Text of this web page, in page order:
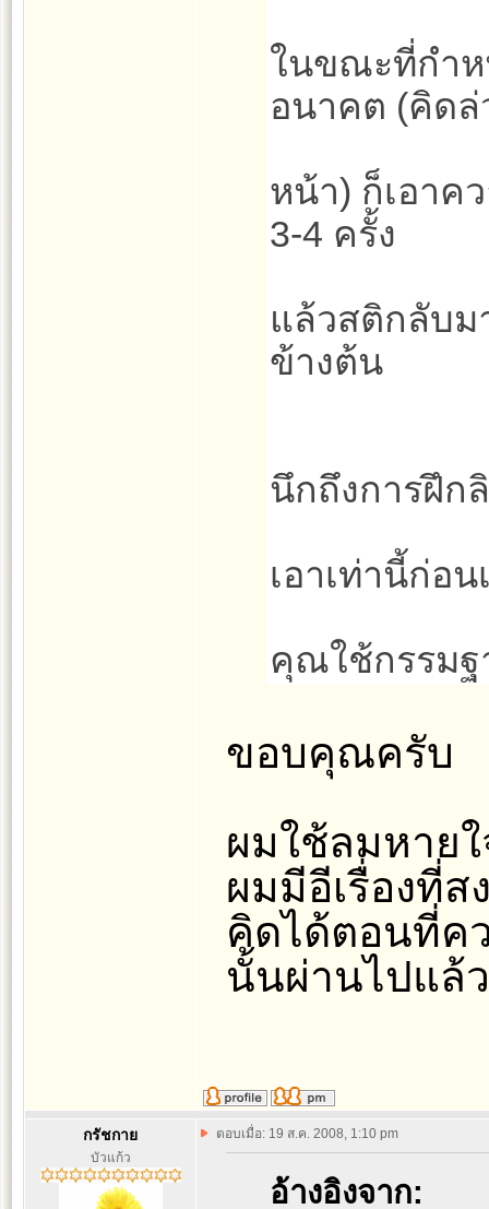
ในขณะที่กำห
อนาคต (คิดล่
หน้า) ก็เอาค
3-4 ครั้ง
แล้วสติกลับม
ข้างต้น
นึกถึงการฝึก
เอาเท่านี้ก่อน
คุณใช้กรรมฐ
ขอบคุณครับ
ผมใช้ลมหาย
ผมมีอีเรื่องที่
คิดได้ตอนที่ค
นั้นผ่านไปแล้
กรัชกาย
บัวแก้ว
ตอบเมื่อ: 19 ส.ค. 2008, 1:10 pm
อ้างอิงจาก: